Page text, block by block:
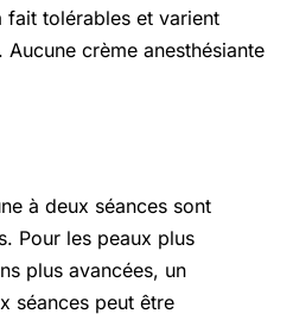
fait tolérables et varient
Aucune crème anesthésiante
à deux séances sont
Pour les peaux plus
plus avancées, un
séances peut être